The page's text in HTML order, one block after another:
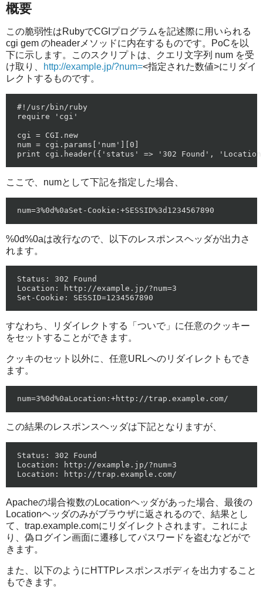
概要
この脆弱性はRubyでCGIプログラムを記述際に用いられる
cgi gem のheaderメソッドに内在するものです。PoCを以
下に示します。このスクリプトは、クエリ文字列 num を受
け取り、
http://example.jp/?num=<指定された数値>にリダイ
レクトするものです。
#!/usr/bin/ruby
require 'cgi'
cgi = CGI.new
num = cgi.params['num'][0]
ここで、numとして下記を指定した場合、
%0d%0aは改行なので、以下のレスポンスヘッダが出力さ
れます。
Status: 302 Found
Location: http://example.jp/?num=3
すなわち、リダイレクトする「ついで」に任意のクッキー
をセットすることができます。
クッキのセット以外に、任意URLへのリダイレクトもでき
ます。
この結果のレスポンスヘッダは下記となりますが、
Status: 302 Found
Location: http://example.jp/?num=3
Apacheの場合複数のLocationヘッダがあった場合、最後の
Locationヘッダのみがブラウザに返されるので、結果とし
て、trap.example.comにリダイレクトされます。これによ
り、偽ログイン画面に遷移してパスワードを盗むなどがで
きます。
また、以下のようにHTTPレスポンスボディを出力すること
もできます。